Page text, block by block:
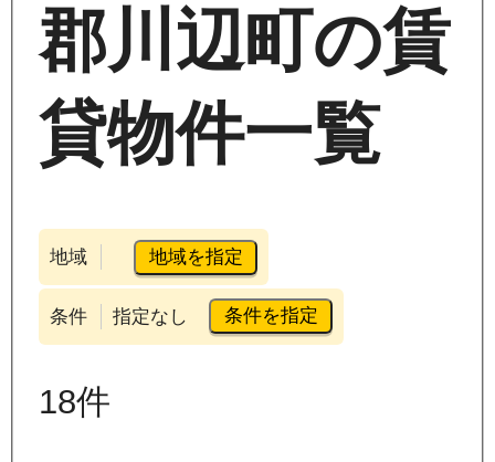
郡川辺町の賃
貸物件一覧
地域 地域を指定
条件 指定なし 条件を指定
18件